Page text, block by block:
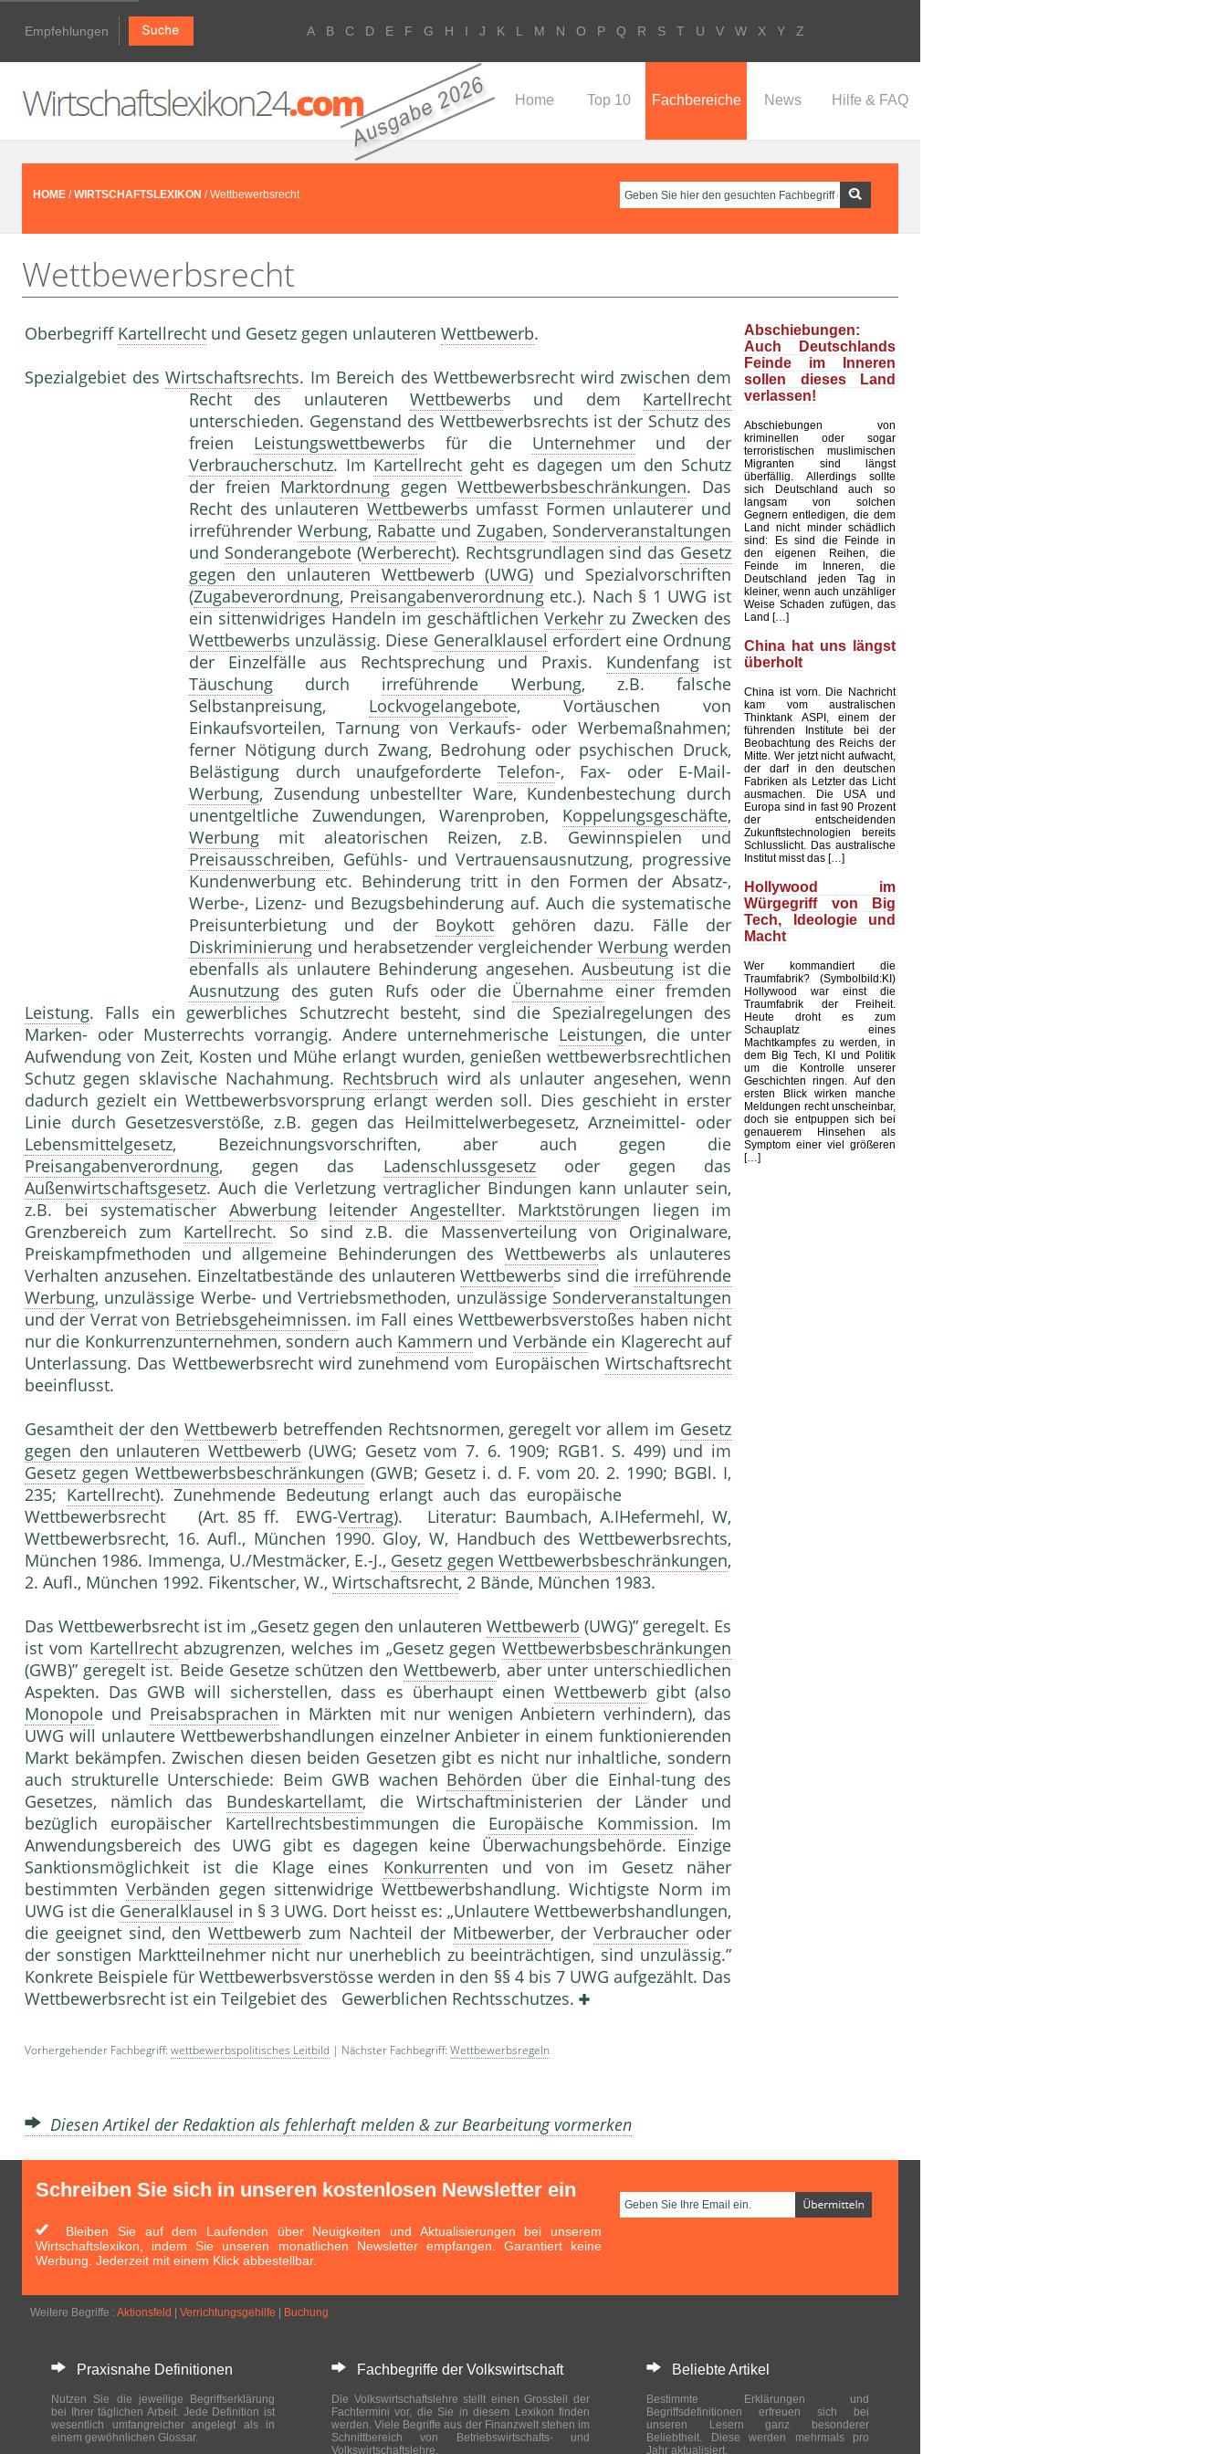
Empfehlungen A B C D E F G H I J K L M N O P Q R S T U V W X Y Z
Home Top 10 Fachbereiche News Hilfe & FAQ
HOME /WIRTSCHAFTSLEXIKON / Wettbewerbsrecht
Wettbewerbsrecht
Oberbegriff Kartellrecht und Gesetz gegen unlauteren Wettbewerb.
Spezialgebiet desWirtschaftsrechts. Im Bereich des Wettbewerbsrecht wird zwischen dem
Recht des unlauteren Wettbewerbs und dem Kartellrecht
unterschieden. Gegenstand des Wettbewerbsrechts ist der Schutz des
freien Leistungswettbewerbs für die Unternehmerund der
Verbraucherschutz. Im Kartellrecht geht es dagegen um den Schutz
der freien Marktordnung gegenWettbewerbsbeschränkungen. Das
Recht des unlauteren Wettbewerbs umfasst Formen unlauterer und
irreführender Werbung, Rabatte und Zugaben, Sonderveranstaltungen
und Sonderangebote(Werberecht). Rechtsgrundlagen sind das Gesetz
gegen den unlauteren Wettbewerb (UWG) und Spezialvorschriften
(Zugabeverordnung, Preisangabenverordnungetc.). Nach § 1 UWG ist
ein sittenwidriges Handeln im geschäftlichen Verkehr zu Zwecken des
Wettbewerbs unzulässig. Diese Generalklausel erfordert eine Ordnung
der Einzelfälle aus Rechtsprechung und Praxis. Kundenfang ist
Täuschung durch irreführende Werbung, z.B. falsche
Selbstanpreisung, Lockvogelangebote, Vortäuschen von
Einkaufsvorteilen, Tarnung von Verkaufs- oder Werbemaßnahmen;
ferner Nötigung durch Zwang, Bedrohung oder psychischen Druck,
Belästigung durch unaufgeforderte Telefon-, Fax- oder E-Mail-
Werbung, Zusendung unbestellter Ware, Kundenbestechung durch
unentgeltliche Zuwendungen, Warenproben, Koppelungsgeschäfte,
Werbung mit aleatorischen Reizen, z.B. Gewinnspielen und
Preisausschreiben, Gefühls- und Vertrauensausnutzung, progressive
Kundenwerbung etc. Behinderung tritt in den Formen der Absatz-,
Werbe-, Lizenz- und Bezugsbehinderung auf. Auch die systematische
Preisunterbietung und der Boykott gehören dazu. Fälle der
Diskriminierung und herabsetzender vergleichender Werbung werden
ebenfalls als unlautere Behinderung angesehen.Ausbeutung ist die
Ausnutzung des guten Rufs oder die Übernahme einer fremden
Leistung. Falls ein gewerbliches Schutzrecht besteht, sind die Spezialregelungen des
Marken- oder Musterrechts vorrangig. Andere unternehmerische Leistungen, die unter
Aufwendung von Zeit, Kosten und Mühe erlangt wurden, genießen wettbewerbsrechtlichen
Schutz gegen sklavische Nachahmung. Rechtsbruch wird als unlauter angesehen, wenn
dadurch gezielt ein Wettbewerbsvorsprung erlangt werden soll. Dies geschieht in erster
Linie durch Gesetzesverstöße, z.B. gegen das Heilmittelwerbegesetz, Arzneimittel- oder
Lebensmittelgesetz, Bezeichnungsvorschriften, aber auch gegen die
Preisangabenverordnung, gegen das Ladenschlussgesetzoder gegen das
Außenwirtschaftsgesetz. Auch die Verletzung vertraglicher Bindungen kann unlauter sein,
z.B. bei systematischer Abwerbung leitender Angestellter. Marktstörungen liegen im
Grenzbereich zum Kartellrecht. So sind z.B. die Massenverteilung von Originalware,
Preiskampfmethoden und allgemeine Behinderungen des Wettbewerbs als unlauteres
Verhalten anzusehen. Einzeltatbestände des unlauterenWettbewerbs sind die irreführende
Werbung, unzulässige Werbe- und Vertriebsmethoden, unzulässige Sonderveranstaltungen
und der Verrat von Betriebsgeheimnissen. im Fall eines Wettbewerbsverstoßes haben nicht
nur die Konkurrenzunternehmen, sondern auch Kammern und Verbändeein Klagerecht auf
Unterlassung. Das Wettbewerbsrecht wird zunehmend vom Europäischen Wirtschaftsrecht
beeinflusst.
Gesamtheit der den Wettbewerb betreffenden Rechtsnormen, geregelt vor allem im Gesetz
gegen den unlauteren Wettbewerb (UWG; Gesetz vom 7. 6. 1909; RGB1. S. 499) und im
Gesetz gegen Wettbewerbsbeschränkungen (GWB; Gesetz i. d. F. vom 20. 2. 1990; BGBl. I,
235; Kartellrecht). Zunehmende Bedeutung erlangt auch das europäische
Wettbewerbsrecht (Art. 85 ff. EWG-Vertrag). Literatur: Baumbach, A.IHefermehl, W,
Wettbewerbsrecht, 16. Aufl., München 1990. Gloy, W, Handbuch des Wettbewerbsrechts,
München 1986. Immenga, U./Mestmäcker, E.-J., Gesetz gegen Wettbewerbsbeschränkungen,
2. Aufl., München 1992. Fikentscher, W., Wirtschaftsrecht, 2 Bände, München 1983.
Das Wettbewerbsrecht ist im „Gesetz gegen den unlauteren Wettbewerb (UWG)” geregelt. Es
ist vom Kartellrechtabzugrenzen, welches im „Gesetz gegen Wettbewerbsbeschränkungen
(GWB)” geregelt ist. Beide Gesetze schützen denWettbewerb, aber unter unterschiedlichen
Aspekten. Das GWB will sicherstellen, dass es überhaupt einen Wettbewerb gibt (also
Monopole und Preisabsprachen in Märkten mit nur wenigen Anbietern verhindern), das
UWG will unlautere Wettbewerbshandlungen einzelner Anbieter in einem funktionierenden
Markt bekämpfen. Zwischen diesen beiden Gesetzen gibt es nicht nur inhaltliche, sondern
auch strukturelle Unterschiede: Beim GWB wachen Behörden über die Einhal-tung des
Gesetzes, nämlich das Bundeskartellamt, die Wirtschaftministerien der Länder und
bezüglich europäischer Kartellrechtsbestimmungen die Europäische Kommission. Im
Anwendungsbereich des UWG gibt es dagegen keine Überwachungsbehörde. Einzige
Sanktionsmöglichkeit ist die Klage eines Konkurrenten und von im Gesetz näher
bestimmtenVerbänden gegen sittenwidrige Wettbewerbshandlung. Wichtigste Norm im
UWG ist die Generalklausel in § 3 UWG. Dort heisst es: „Unlautere Wettbewerbs­handlungen,
die geeignet sind, denWettbewerb zum Nachteil der Mitbewerber, derVerbraucher oder
der sonstigen Marktteilnehmer nicht nur unerheblich zu beeinträchtigen, sind unzulässig.”
Konkrete Beispiele für Wettbewerbsverstösse werden in den §§ 4 bis 7 UWG aufgezählt. Das
Wettbewerbsrecht ist ein Teilgebiet des Gewerblichen Rechtsschutzes.
Vorhergehender Fachbegriff: wettbewerbspolitisches Leitbild | Nächster Fachbegriff: Wettbewerbsregeln
Diesen Artikel der Redaktion als fehlerhaft melden & zur Bearbeitung vormerken
Abschiebungen:
Auch Deutschlands
Feinde im Inneren
sollen dieses Land
verlassen!
Abschiebungen von
kriminellen oder sogar
terroristischen muslimischen
Migranten sind längst
überfällig. Allerdings sollte
sich Deutschland auch so
langsam von solchen
Gegnern entledigen, die dem
Land nicht minder schädlich
sind: Es sind die Feinde in
den eigenen Reihen, die
Feinde im Inneren, die
Deutschland jeden Tag in
kleiner, wenn auch unzähliger
Weise Schaden zufügen, das
Land […]
China hat uns längst
überholt
China ist vorn. Die Nachricht
kam vom australischen
Thinktank ASPI, einem der
führenden Institute bei der
Beobachtung des Reichs der
Mitte. Wer jetzt nicht aufwacht,
der darf in den deutschen
Fabriken als Letzter das Licht
ausmachen. Die USA und
Europa sind in fast 90 Prozent
der entscheidenden
Zukunftstechnologien bereits
Schlusslicht. Das australische
Institut misst das […]
Hollywood im
Würgegriff von Big
Tech, Ideologie und
Macht
Wer kommandiert die
Traumfabrik? (Symbolbild:KI)
Hollywood war einst die
Traumfabrik der Freiheit.
Heute droht es zum
Schauplatz eines
Machtkampfes zu werden, in
dem Big Tech, KI und Politik
um die Kontrolle unserer
Geschichten ringen. Auf den
ersten Blick wirken manche
Meldungen recht unscheinbar,
doch sie entpuppen sich bei
genauerem Hinsehen als
Symptom einer viel größeren
[…]
Schreiben Sie sich in unseren kostenlosen Newsletter ein
Bleiben Sie auf dem Laufenden über Neuigkeiten und Aktualisierungen bei unserem
Wirtschaftslexikon, indem Sie unseren monatlichen Newsletter empfangen. Garantiert keine
Werbung. Jederzeit mit einem Klick abbestellbar.
Weitere Begriffe : Aktionsfeld Verrichtungsgehilfe Buchung
Praxisnahe Definitionen
Nutzen Sie die jeweilige Begriffserklärung
bei Ihrer täglichen Arbeit. Jede Definition ist
wesentlich umfangreicher angelegt als in
einem gewöhnlichen Glossar.
Fachbegriffe der Volkswirtschaft
Die Volkswirtschaftslehre stellt einen Grossteil der
Fachtermini vor, die Sie in diesem Lexikon finden
werden. Viele Begriffe aus der Finanzwelt stehen im
Schnittbereich von Betriebswirtschafts- und
Volkswirtschaftslehre.
Beliebte Artikel
Bestimmte Erklärungen und
Begriffsdefinitionen erfreuen sich bei
unseren Lesern ganz besonderer
Beliebtheit. Diese werden mehrmals pro
Jahr aktualisiert.